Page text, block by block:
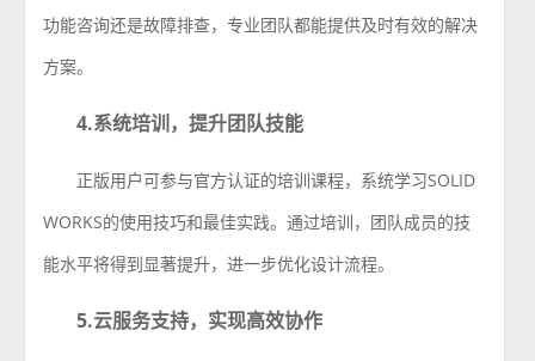
功能咨询还是故障排查，专业团队都能提供及时有效的解决
方案。
4.系统培训，提升团队技能
正版用户可参与官方认证的培训课程，系统学习SOLID
WORKS的使用技巧和最佳实践。通过培训，团队成员的技
能水平将得到显著提升，进一步优化设计流程。
5.云服务支持，实现高效协作